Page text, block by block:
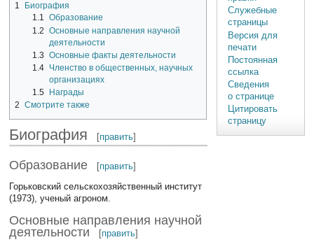
1
Биография
1.1 Образование
1.2 Основные направления научной
деятельности
1.3 Основные факты деятельности
1.4 Членство в общественных, научных
организациях
1.5
Награды
2
Смотрите также
Биография [править]
Образование [править]
Горьковский сельскохозяйственный институт
(1973), ученый агроном.
Основные направления научной
деятельности
[править]
Служебные
страницы
Версия для
печати
Постоянная
ссылка
Сведения
о странице
Цитировать
страницу